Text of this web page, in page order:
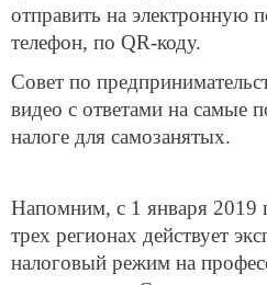
отправить на электронную
телефон, по QR-коду.
Совет по
видео с ответами на самые
налоге для самозанятых.
Напомним, с 1 января 2019
трех регионах действует
налоговый режим на